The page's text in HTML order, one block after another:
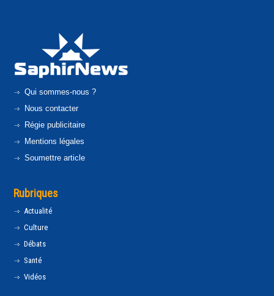
Qui sommes-nous ?
Nous contacter
Régie publicitaire
Mentions légales
Soumettre article
Rubriques
Actualité
Culture
Débats
Santé
Vidéos